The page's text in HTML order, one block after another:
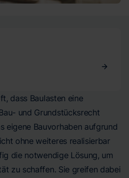
dass Baulasten eine
und Grundstücksrecht
eigene Bauvorhaben aufgrund
ohne weiteres realisierbar
die notwendige Lösung, um
zu schaffen. Sie greifen dabei